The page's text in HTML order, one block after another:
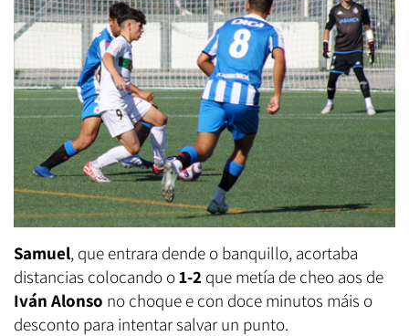
Samuel, que entrara dende o banquillo, acortaba
distancias colocando o1-2 que metía de cheo aos de
Iván Alonso no choque e con doce minutos máis o
desconto para intentar salvar un punto.